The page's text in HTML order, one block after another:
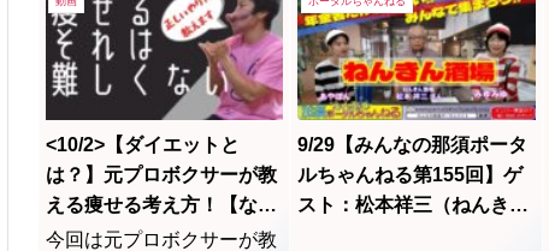
<10/2>【ダイエットと
は？】元プロボクサーが教
える痩せる考え方！【なに
か知ってる？】 光丸ちゃ
今回は元プロボクサーが教
9/29【みんなの那須ポータ
ルちゃんねる第155回】ゲ
スト：松本祥三（ねんきん